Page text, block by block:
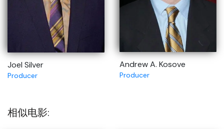
Joel Silver
Producer
Andrew A. Kosove
Producer
相似电影: